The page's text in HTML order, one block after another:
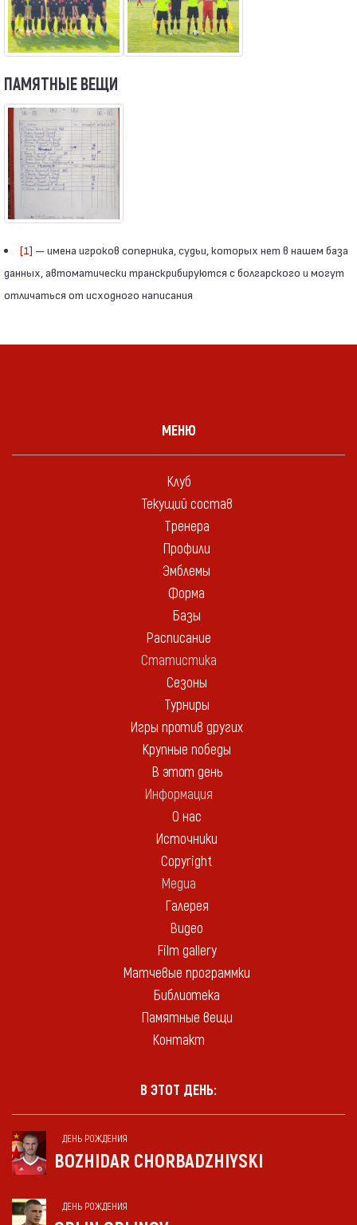
ПАМЯТНЫЕ ВЕЩИ
[1] — имена игроков соперника, судьи, которых нет в нашем база
данных, автоматически транскрибируются с болгарского и могут
отличаться от исходного написания
МЕНЮ
Клуб
Текущий состав
Тренера
Профили
Эмблемы
Форма
Базы
Расписание
Статистика
Сезоны
Турниры
Игры против других
Крупные победы
В этот день
Информация
О нас
Источники
Copyright
Медиа
Галерея
Видео
Film gallery
Матчевые программки
Библиотека
Памятные вещи
Контакт
В ЭТОТ ДЕНЬ:
ДЕНЬ РОЖДЕНИЯ
BOZHIDAR CHORBADZHIYSKI
ДЕНЬ РОЖДЕНИЯ